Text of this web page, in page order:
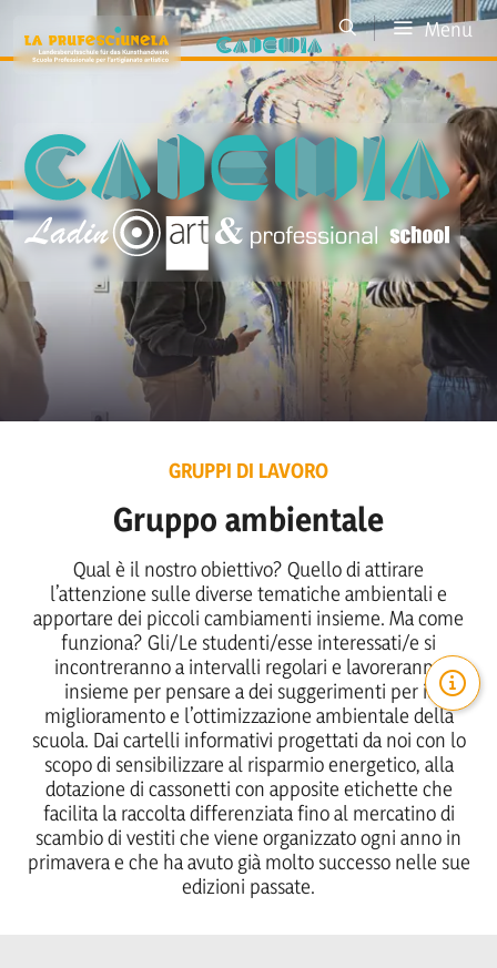
Menu
GRUPPI DI LAVORO
Gruppo ambientale
Qual è il nostro obiettivo? Quello di attirare
l’attenzione sulle diverse tematiche ambientali e
apportare dei piccoli cambiamenti insieme. Ma come
funziona? Gli/Le studenti/esse interessati/e si
incontreranno a intervalli regolari e lavoreranno
insieme per pensare a dei suggerimenti per il
miglioramento e l’ottimizzazione ambientale della
scuola. Dai cartelli informativi progettati da noi con lo
scopo di sensibilizzare al risparmio energetico, alla
dotazione di cassonetti con apposite etichette che
facilita la raccolta differenziata fino al mercatino di
scambio di vestiti che viene organizzato ogni anno in
primavera e che ha avuto già molto successo nelle sue
edizioni passate.